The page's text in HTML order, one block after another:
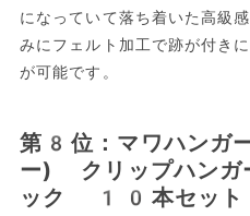
になっていて落ち着いた高級
みにフェルト加工で跡が付き
が可能です。
第8位：マワハン
ー) クリップハ
ック 10本セット